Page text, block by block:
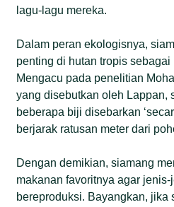
lagu-lagu mereka.
Dalam peran ekologisnya,
penting di hutan tropis sebagai
Mengacu pada penelitian
yang disebutkan oleh Lappan,
beberapa biji disebarkan
berjarak ratusan meter dari
Dengan demikian, siamang
makanan favoritnya agar
bereproduksi. Bayangkan, jika